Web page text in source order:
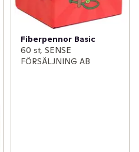
Fiberpennor Basic
60 st, SENSE
FÖRSÄLJNING AB